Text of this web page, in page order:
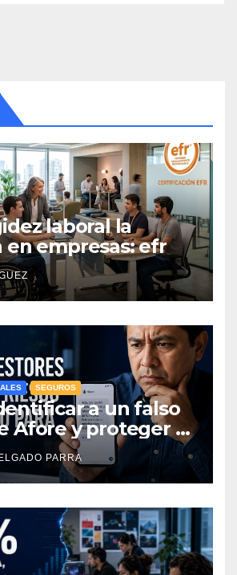
laboral la
en empresas: efr
SEGUROS
a un falso
Afore y proteger el
el retiro?
PARRA